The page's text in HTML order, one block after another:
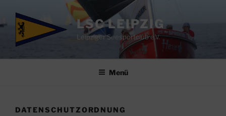
Inhalt
springen
LSC LEIPZIG
Leipziger Seesportclub e.V.
Menü
DATENSCHUTZORDNUNG